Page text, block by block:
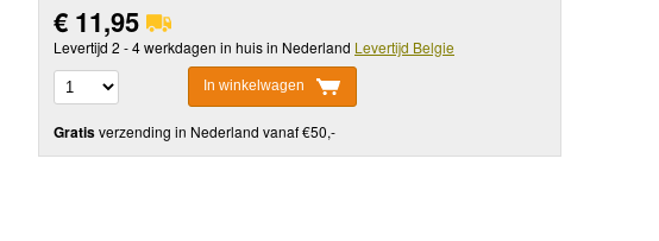
€ 11,95
Levertijd 2 - 4 werkdagen in huis in Nederland Levertijd Belgie
In winkelwagen
Gratisverzending in Nederland vanaf €50,-